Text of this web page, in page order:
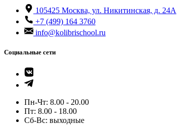
105425 Москва, ул. Никитинская, д. 24А
+7 (499) 164 3760
info@kolibrischool.ru
Социальные сети
Пн-Чт: 8.00 - 20.00
Пт: 8.00 - 18.00
Cб-Вс: выходные